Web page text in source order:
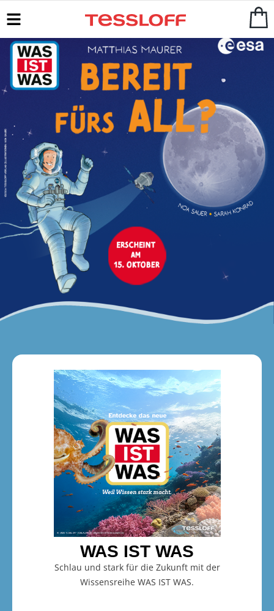
WAS IST WAS
Schlau und stark für die Zukunft mit der
Wissensreihe WAS IST WAS.